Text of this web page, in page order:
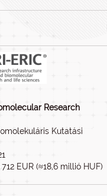
Research
Kutatási
EUR (≈18,6 millió HUF)